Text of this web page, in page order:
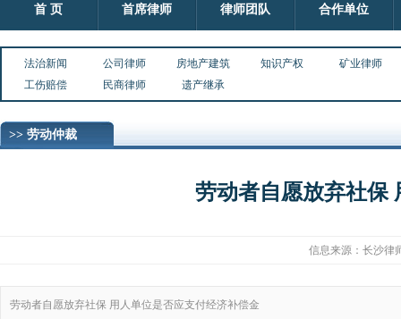
首 页 首席律师 律师团队 合作单位
法治新闻 公司律师 房地产建筑 知识产权
矿业律师
工伤赔偿
民商律师 遗产继承
>> 劳动仲裁
劳动者自愿放弃社保
信息来源： 长沙律
劳动者自愿放弃社保 用人单位是否应支付经济补偿金